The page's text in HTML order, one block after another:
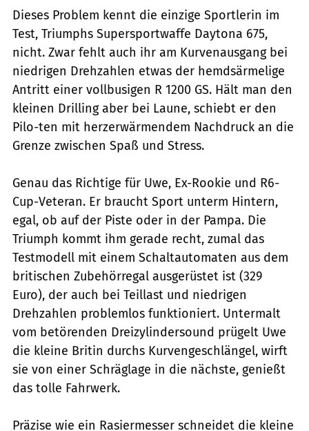
Dieses Problem kennt die einzige Sportlerin im
Test, Triumphs Supersportwaffe Daytona 675,
nicht. Zwar fehlt auch ihr am Kurvenausgang bei
niedrigen Drehzahlen etwas der hemdsärmelige
Antritt einer vollbusigen R 1200 GS. Hält man den
kleinen Drilling aber bei Laune, schiebt er den
Pilo-ten mit herzerwärmendem Nachdruck an die
Grenze zwischen Spaß und Stress.
Genau das Richtige für Uwe, Ex-Rookie und R6-
Cup-Veteran. Er braucht Sport unterm Hintern,
egal, ob auf der Piste oder in der Pampa. Die
Triumph kommt ihm gerade recht, zumal das
Testmodell mit einem Schaltautomaten aus dem
britischen Zubehörregal ausgerüstet ist (329
Euro), der auch bei Teillast und niedrigen
Drehzahlen problemlos funktioniert. Untermalt
vom betörenden Dreizylindersound prügelt Uwe
die kleine Britin durchs Kurvengeschlängel, wirft
sie von einer Schräglage in die nächste, genießt
das tolle Fahrwerk.
Präzise wie ein Rasiermesser schneidet die kleine